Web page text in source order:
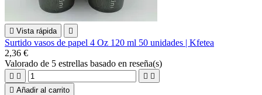
 Vista rápida 
Surtido vasos de papel 4 Oz 120 ml 50 unidades | Kfetea
2,36 €
Valorado de 5 estrellas basado en reseña(s)
   
 Añadir al carrito